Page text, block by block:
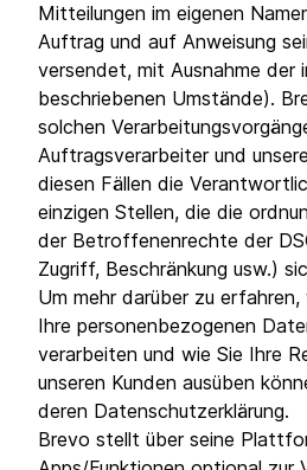
Mitteilungen im eigenen
Auftrag und auf Anweisung
versendet, mit Ausnahme der
beschriebenen Umstände).
solchen
Auftragsverarbeiter und
diesen Fällen die
einzigen Stellen, die die
der Betroffenenrechte der
Zugriff, Beschränkung usw.)
Um mehr darüber zu erfahren,
Ihre personenbezogenen
verarbeiten und wie Sie Ihre
unseren Kunden ausüben
deren Datenschutzerklärung.
Brevo stellt über seine